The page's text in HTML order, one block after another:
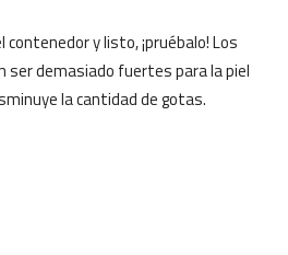
y listo, ¡pruébalo! Los
ser demasiado fuertes para la piel
la cantidad de gotas.